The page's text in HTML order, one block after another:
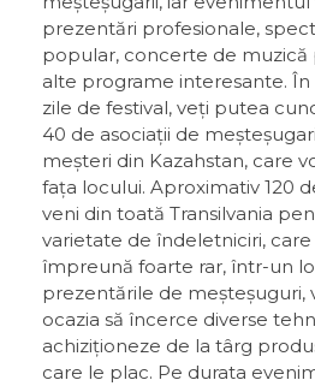
prezentări profesionale,
popular, concerte de muzică
alte programe interesante.
zile de festival, veți putea
40 de asociații de
meșteri din Kazahstan, care
fața locului. Aproximativ 120
veni din toată Transilvania
varietate de îndeletniciri,
împreună foarte rar, într-un
prezentările de meșteșuguri,
ocazia să încerce diverse
achiziționeze de la târg
care le plac. Pe durata